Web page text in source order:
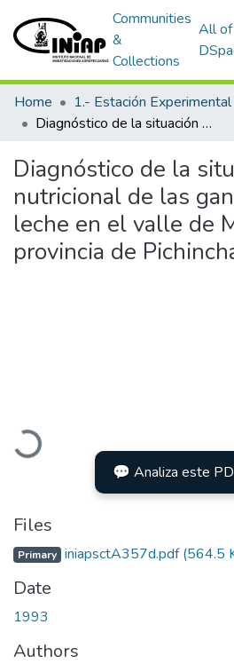
Communities
&
Collections
All of
Home
Diagnóstico de la situación nutricional de las ganaderías de leche en el valle de Macuachi provincia de Pichincha
Diagnóstico de la
nutricional de las
leche en el valle de
provincia de
Loading...
💬 Analiza este
Files
Primary iniapsctA357d.pdf(564.5
Date
1993
Authors